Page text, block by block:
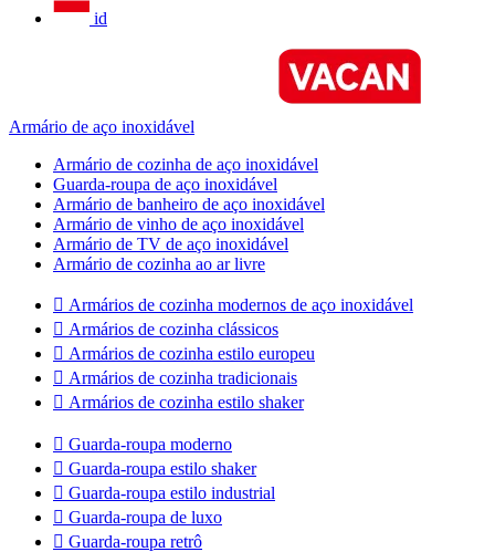
id
Armário de aço inoxidável
Armário de cozinha de aço inoxidável
Guarda-roupa de aço inoxidável
Armário de banheiro de aço inoxidável
Armário de vinho de aço inoxidável
Armário de TV de aço inoxidável
Armário de cozinha ao ar livre
 Armários de cozinha modernos de aço inoxidável
 Armários de cozinha clássicos
 Armários de cozinha estilo europeu
 Armários de cozinha tradicionais
 Armários de cozinha estilo shaker
 Guarda-roupa moderno
 Guarda-roupa estilo shaker
 Guarda-roupa estilo industrial
 Guarda-roupa de luxo
 Guarda-roupa retrô